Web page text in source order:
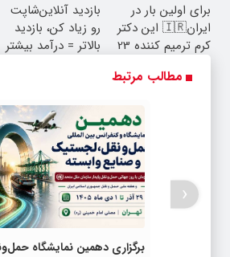
کن
برای اولین بار در
ایران🇮🇷 این دکتر
کرم ترمیم کننده 23
بازدید آنلاین‌شاپت
رو زیاد کن، بازدید
بالاتر = درآمد بیشتر
مطالب مرتبط
برگزاری دهمین نمایشگاه
‹